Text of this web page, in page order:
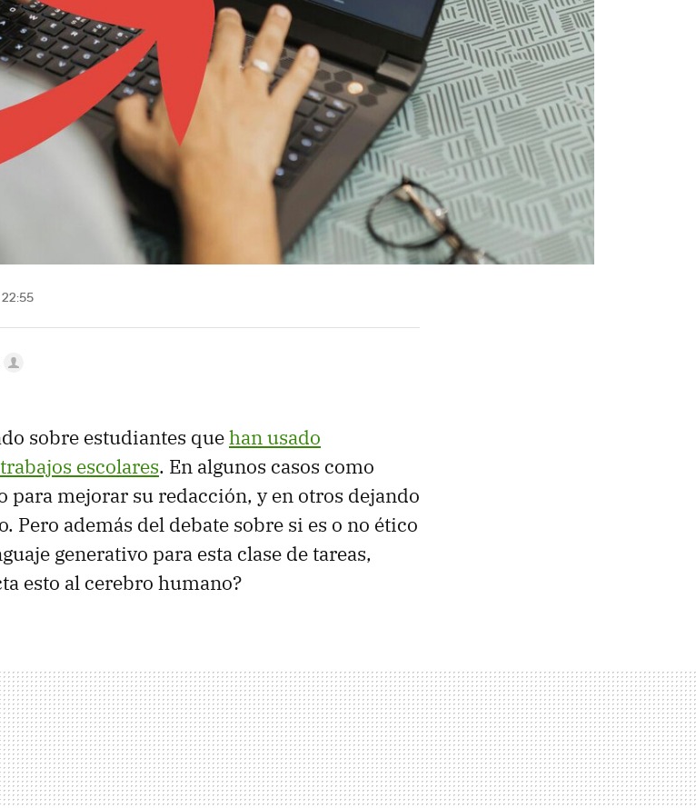
sobre estudiantes quehan usado
escolares. En algunos casos como
para mejorar su redacción, y en otros dejando
Pero además del debate sobre si es o no ético
generativo para esta clase de tareas,
esto al cerebro humano?